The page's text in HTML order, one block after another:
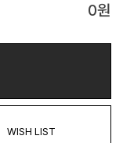
0원
WISH LIST